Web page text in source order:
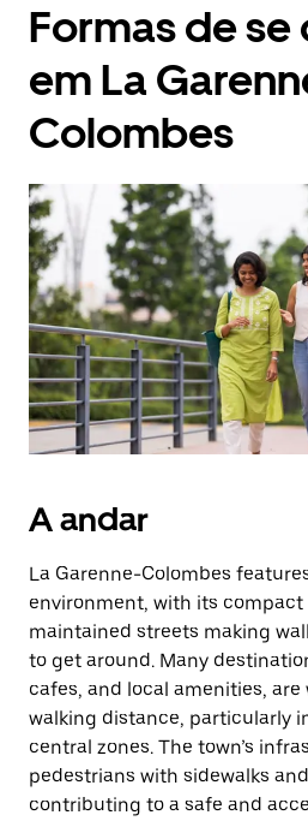
interagir
com
calendário
selecionar
uma
Prima
o
botão
Esc
para
fechar
o
calendário.
Formas de se
em La
Colombes
A andar
La Garenne-Colombes
environment, with its
maintained streets making
to get around. Many
cafes, and local amenities,
walking distance, particularly
central zones. The town’s
pedestrians with sidewalks
contributing to a safe and